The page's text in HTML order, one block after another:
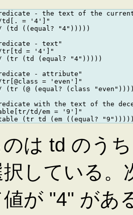
- the text of the
= '4']"
(td ((equal? "4")))))
- text"
= '4']"
(tr (td (equal? "4")))))
- attribute"
= 'even']"
(tr (@ (equal? (class
with the text of the
td/em = '9']"
は td のう
択している
が "4" があ